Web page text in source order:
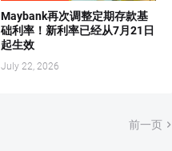
Maybank再次调整定期存款基
础利率！新利率已经从7月21日
起生效
July 22, 2026
前一页